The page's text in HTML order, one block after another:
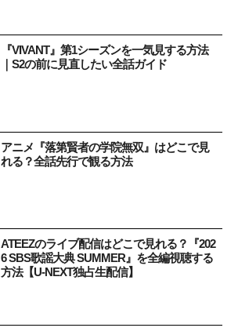
『VIVANT』第1シーズンを一気見する方法
｜S2の前に見直したい全話ガイド
アニメ『落第賢者の学院無双』はどこで見
れる？全話先行で観る方法
ATEEZのライブ配信はどこで見れる？『202
6 SBS歌謡大典 SUMMER』を全編視聴する
方法【U-NEXT独占生配信】